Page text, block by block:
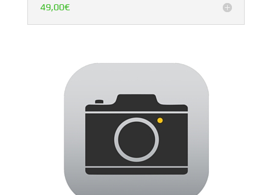
49,00€